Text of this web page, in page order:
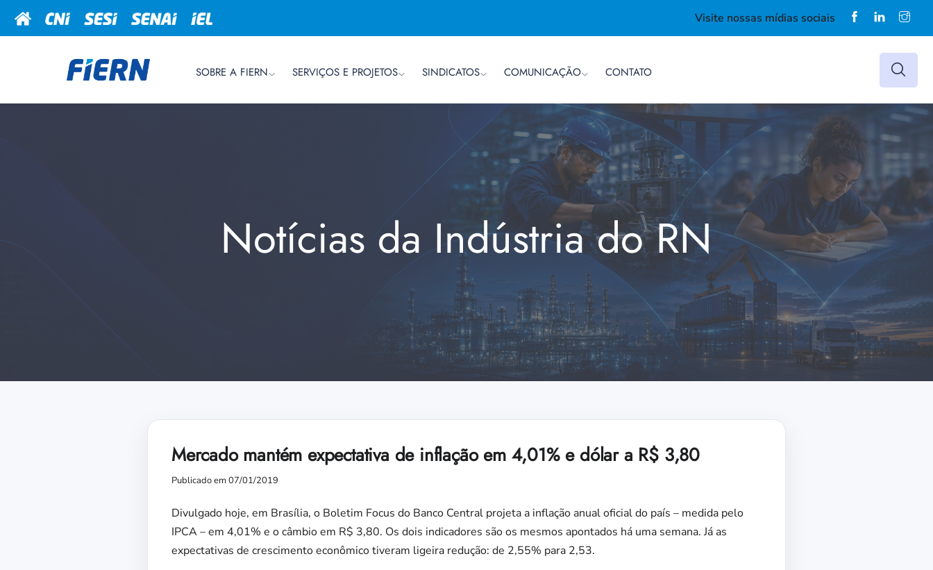
Visite nossas mídias sociais
SOBRE A FIERN SERVIÇOS E PROJETOS SINDICATOS COMUNICAÇÃO CONTATO
Notícias da Indústria do RN
Mercado mantém expectativa de inflação em 4,01% e dólar a R$ 3,80
Publicado em 07/01/2019
Divulgado hoje, em Brasília, o Boletim Focus do Banco Central projeta a inflação anual oficial do país – medida pelo
IPCA – em 4,01% e o câmbio em R$ 3,80. Os dois indicadores são os mesmos apontados há uma semana. Já as
expectativas de crescimento econômico tiveram ligeira redução: de 2,55% para 2,53.